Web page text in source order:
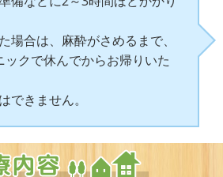
場合は、麻酔がさめるまで、
ックで休んでからお帰りいた
できません。